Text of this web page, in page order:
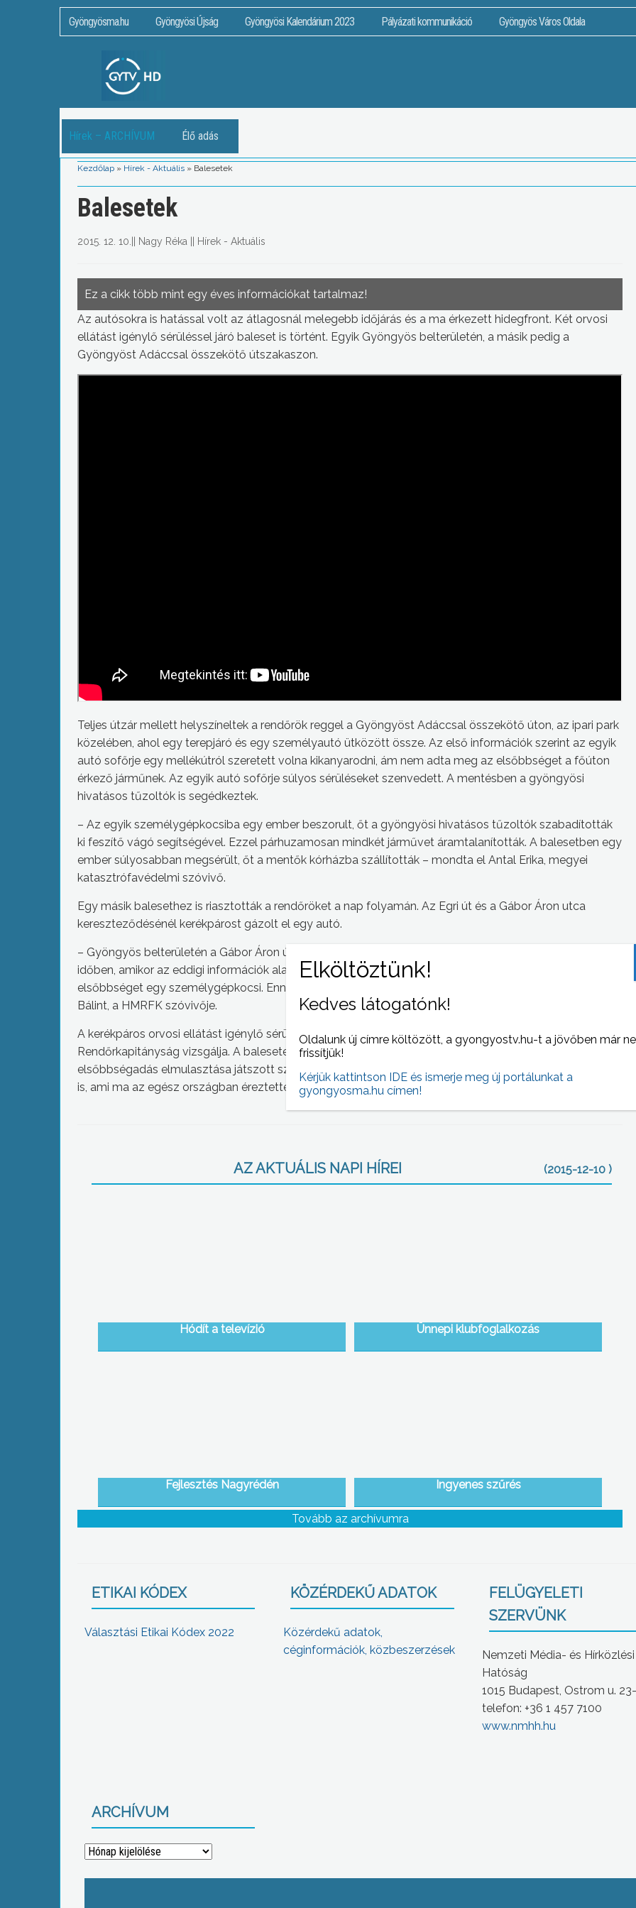
Gyöngyösma.hu Gyöngyösi Újság Gyöngyösi Kalendárium 2023 Pályázati kommunikáció Gyöngyös Város Oldala
Hírek – ARCHÍVUM Élő adás
Kezdőlap » Hírek - Aktuális » Balesetek
Balesetek
2015. 12. 10. Nagy Réka Hírek - Aktuális
Ez a cikk több mint egy éves információkat tartalmaz!
Az autósokra is hatással volt az átlagosnál melegebb időjárás és a ma érkezett hidegfront. Két orvosi
ellátást igénylő sérüléssel járó baleset is történt. Egyik Gyöngyös belterületén, a másik pedig a
Gyöngyöst Adáccsal összekötő útszakaszon.
Teljes útzár mellett helyszíneltek a rendőrök reggel a Gyöngyöst Adáccsal összekötő úton, az ipari park
közelében, ahol egy terepjáró és egy személyautó ütközött össze. Az első információk szerint az egyik
autó sofőrje egy mellékútról szeretett volna kikanyarodni, ám nem adta meg az elsőbbséget a főúton
érkező járműnek. Az egyik autó sofőrje súlyos sérüléseket szenvedett. A mentésben a gyöngyösi
hivatásos tűzoltók is segédkeztek.
– Az egyik személygépkocsiba egy ember beszorult, őt a gyöngyösi hivatásos tűzoltók szabadították
ki feszítő vágó segítségével. Ezzel párhuzamosan mindkét járművet áramtalanították. A balesetben egy
ember súlyosabban megsérült, őt a mentők kórházba szállították – mondta el Antal Erika, megyei
katasztrófavédelmi szóvivő.
Egy másik balesethez is riasztották a rendőröket a nap folyamán. Az Egri út és a Gábor Áron utca
kereszteződésénél kerékpárost gázolt el egy autó.
– Gyöngyös belterületén a Gábor Áron úton közlekedett egy kerékpáros december 10-én 11 óra körüli
időben, amikor az eddigi információk alapján egy kereszteződésben nem adta meg a neki járó
elsőbbséget egy személygépkocsi. Ennek következtében elütötte a kerékpárost – részletezte Soltész
Bálint, a HMRFK szóvivője.
A kerékpáros orvosi ellátást igénylő sérüléseket szenvedett. Mind a két balesetet a Gyöngyösi
Rendőrkapitányság vizsgálja. A balesetekben vélhetően nem csak a nedves, csúszós út és az
elsőbbségadás elmulasztása játszott szerepet. Az autósok reflexeire hatással lehetett az a hidegfront
is, ami ma az egész országban éreztette hatását.
AZ AKTUÁLIS NAPI HÍREI (2015-12-10 )
Hódít a televízió Ünnepi klubfoglalkozás
Fejlesztés Nagyrédén Ingyenes szűrés
Tovább az archívumra
ETIKAI KÓDEX
Választási Etikai Kódex 2022
KÖZÉRDEKŰ ADATOK
Közérdekű adatok,
céginformációk, közbeszerzések
FELÜGYELETI
SZERVÜNK
Nemzeti Média- és Hírközlési
Hatóság
1015 Budapest, Ostrom u.
telefon: +36 1 457 7100
www.nmhh.hu
ARCHÍVUM
Archívum
Kedves látogatónk!
Oldalunk új címre költözött, a gyongyostv.hu-t a jövőben már
frissítjük!
Kérjük kattintson IDE és ismerje meg új portálunkat a
gyongyosma.hu címen!